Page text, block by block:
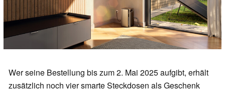
Wer seine Bestellung bis zum 2. Mai 2025 aufgibt, erhält
zusätzlich noch vier smarte Steckdosen als Geschenk